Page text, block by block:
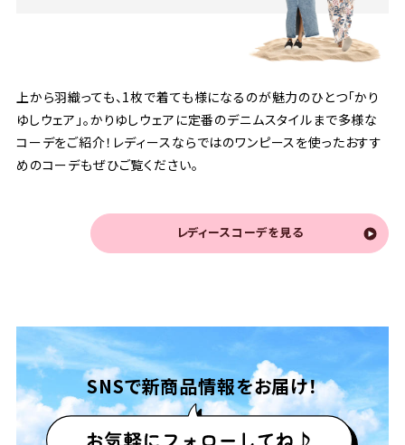
上から羽織っても、1枚で着ても様になるのが魅力のひとつ「かり
ゆしウェア」。かりゆしウェアに定番のデニムスタイルまで多様な
コーデをご紹介！レディースならではのワンピースを使ったおすす
めのコーデもぜひご覧ください。
レディースコーデを見る
SNSで新商品情報をお届け！